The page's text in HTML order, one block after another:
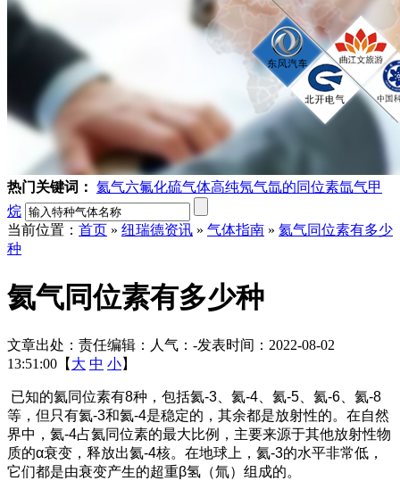
热门关键词： 氦气六氟化硫气体高纯氖气氙的同位素氙气甲
烷
当前位置： 首页 » 纽瑞德资讯 » 气体指南 » 氦气同位素有多少
种
氦气同位素有多少种
文章出处： 责任编辑： 人气： -发表时间：2022-08-02
13:51:00【 大 中 小】
已知的氦同位素有8种，包括氦-3、氦-4、氦-5、氦-6、氦-8
等，但只有氦-3和氦-4是稳定的，其余都是放射性的。在自然
界中，氦-4占氦同位素的最大比例，主要来源于其他放射性物
质的α衰变，释放出氦-4核。在地球上，氦-3的水平非常低，
它们都是由衰变产生的超重β氢（氚）组成的。